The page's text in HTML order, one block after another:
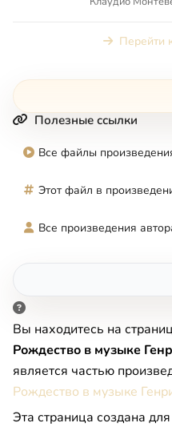
Перейти
Полезные ссылки
Все файлы
Этот файл в
Все произведения
Вы находитесь на
Рождество в музыке
является частью
Рождество в музыке
Эта страница создана